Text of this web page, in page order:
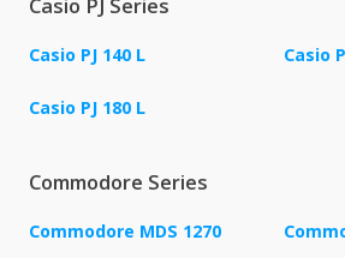
Casio PJ Series
Casio PJ 140 L Casio
Casio PJ 180 L
Commodore Series
Commodore MDS 1270